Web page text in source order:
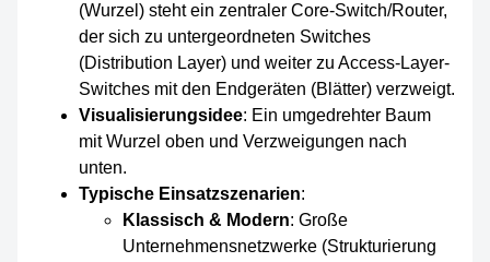
(Wurzel) steht ein zentraler Core-Switch/Router,
der sich zu untergeordneten Switches
(Distribution Layer) und weiter zu Access-Layer-
Switches mit den Endgeräten (Blätter) verzweigt.
Visualisierungsidee: Ein umgedrehter Baum
mit Wurzel oben und Verzweigungen nach
unten.
Typische Einsatzszenarien:
Klassisch & Modern: Große
Unternehmensnetzwerke (Strukturierung